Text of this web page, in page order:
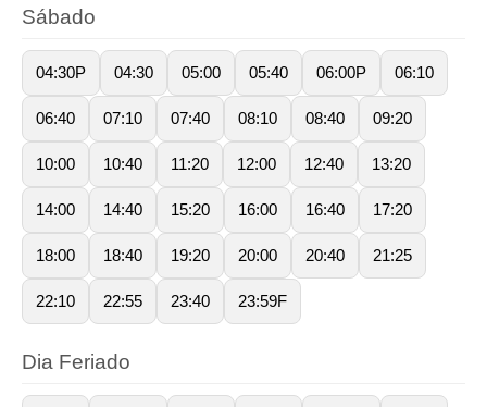
Sábado
04:30P 04:30 05:00 05:40 06:00P 06:10
06:40 07:10 07:40 08:10 08:40 09:20
10:00 10:40 11:20 12:00 12:40 13:20
14:00 14:40 15:20 16:00 16:40 17:20
18:00 18:40 19:20 20:00 20:40 21:25
22:10 22:55 23:40 23:59F
Dia Feriado